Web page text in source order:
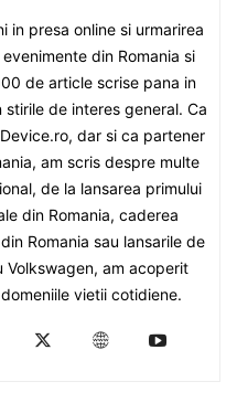
in presa online si urmarirea
din Romania si
de article scrise pana in
de interes general. Ca
dar si ca partener
am scris despre multe
de la lansarea primului
din Romania, caderea
Romania sau lansarile de
Volkswagen, am acoperit
vietii cotidiene.